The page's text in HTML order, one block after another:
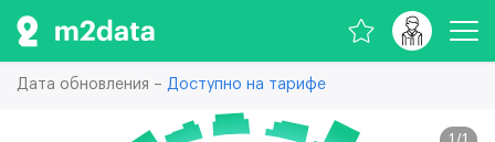
Дата обновления – Доступно на тарифе